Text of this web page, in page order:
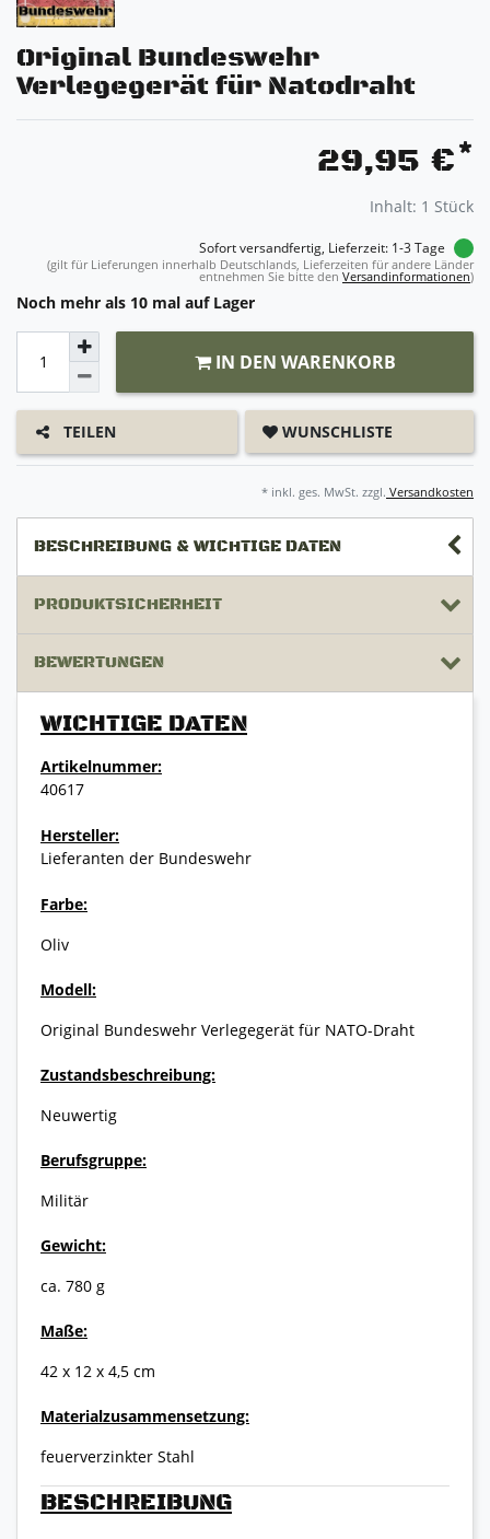
Original Bundeswehr
Verlegegerät für Natodraht
29,95 €*
Inhalt: 1 Stück
Sofort versandfertig, Lieferzeit: 1-3 Tage
(gilt für Lieferungen innerhalb Deutschlands, Lieferzeiten für andere Länder
entnehmen Sie bitte den Versandinformationen)
Noch mehr als 10 mal auf Lager
IN DEN WARENKORB
TEILEN WUNSCHLISTE
* inkl. ges. MwSt. zzgl. Versandkosten
BESCHREIBUNG & WICHTIGE DATEN
PRODUKTSICHERHEIT
BEWERTUNGEN
BESCHREIBUNG
WICHTIGE DATEN
Artikelnummer:
40617
Hersteller:
Lieferanten der Bundeswehr
Farbe:
Oliv
Modell:
Original Bundeswehr Verlegegerät für NATO-Draht
Zustandsbeschreibung:
Neuwertig
Berufsgruppe:
Militär
Gewicht:
ca. 780 g
Maße:
42 x 12 x 4,5 cm
Materialzusammensetzung:
feuerverzinkter Stahl